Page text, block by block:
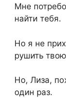
Мне
найти тебя.
Но я не
рушить
Но, Лиза,
один раз.